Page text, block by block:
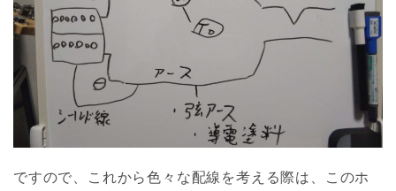
ですので、これから色々な配線を考える際は、このホ